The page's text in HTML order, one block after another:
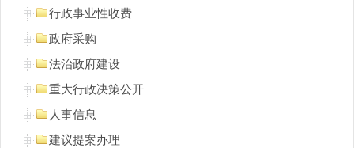
行政事业性收费
政府采购
法治政府建设
重大行政决策公开
人事信息
建议提案办理